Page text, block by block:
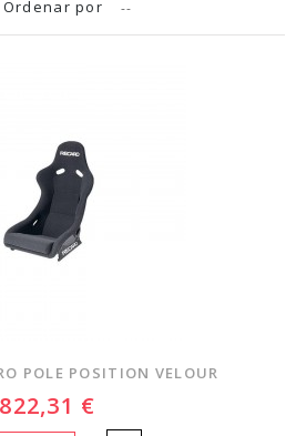
Ordenar por --
POLE POSITION VELOUR
822,31 €